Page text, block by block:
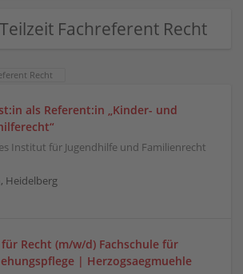
Fachreferent Recht
Recht
als Referent:in „Kinder- und
Institut für Jugendhilfe und Familienrecht
Heidelberg
Recht (m/w/d) Fachschule für
| Herzogsaegmuehle